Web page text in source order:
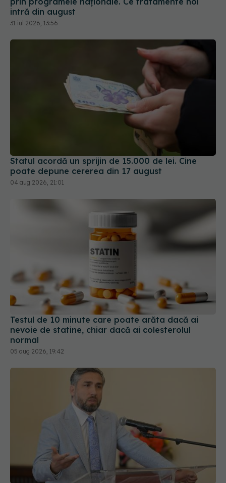
intră din august
31 iul 2026, 13:56
Statul acordă un sprijin de 15.000 de lei. Cine
poate depune cererea din 17 august
04 aug 2026, 21:01
Testul de 10 minute care poate arăta dacă ai
nevoie de statine, chiar dacă ai colesterolul
normal
05 aug 2026, 19:42